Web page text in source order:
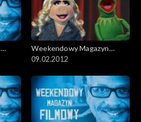
Weekendowy Magazyn
Filmowy
09.02.2012